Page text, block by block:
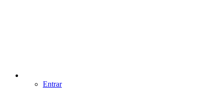
Entrar